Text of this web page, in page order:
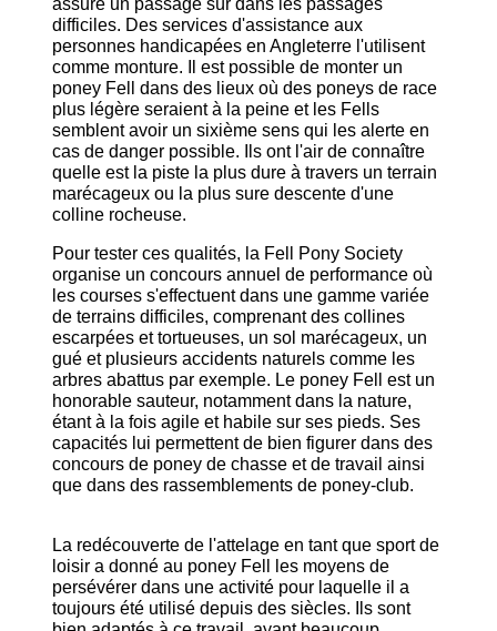
assure un passage sûr dans les passages
difficiles. Des services d'assistance aux
personnes handicapées en Angleterre l'utilisent
comme monture. Il est possible de monter un
poney Fell dans des lieux où des poneys de race
plus légère seraient à la peine et les Fells
semblent avoir un sixième sens qui les alerte en
cas de danger possible. Ils ont l'air de connaître
quelle est la piste la plus dure à travers un terrain
marécageux ou la plus sure descente d'une
colline rocheuse.
Pour tester ces qualités, la Fell Pony Society
organise un concours annuel de performance où
les courses s'effectuent dans une gamme variée
de terrains difficiles, comprenant des collines
escarpées et tortueuses, un sol marécageux, un
gué et plusieurs accidents naturels comme les
arbres abattus par exemple. Le poney Fell est un
honorable sauteur, notamment dans la nature,
étant à la fois agile et habile sur ses pieds. Ses
capacités lui permettent de bien figurer dans des
concours de poney de chasse et de travail ainsi
que dans des rassemblements de poney-club.
La redécouverte de l'attelage en tant que sport de
loisir a donné au poney Fell les moyens de
persévérer dans une activité pour laquelle il a
toujours été utilisé depuis des siècles. Ils sont